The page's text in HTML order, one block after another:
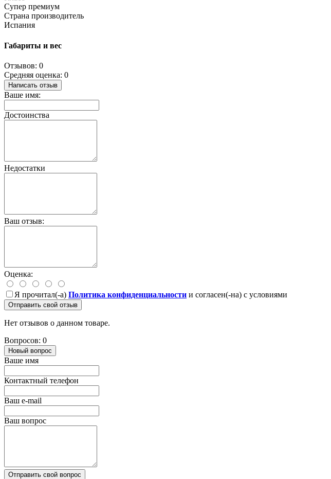
Супер премиум
Страна производитель
Испания
Габариты и вес
Отзывов: 0
Средняя оценка: 0
Написать отзыв
Ваше имя:
Достоинства
Недостатки
Ваш отзыв:
Оценка:
Я прочитал(-а) Политика конфиденциальности и согласен(-на) с условиями
Отправить свой отзыв
Нет отзывов о данном товаре.
Вопросов: 0
Новый вопрос
Ваше имя
Контактный телефон
Ваш e-mail
Ваш вопрос
Отправить свой вопрос